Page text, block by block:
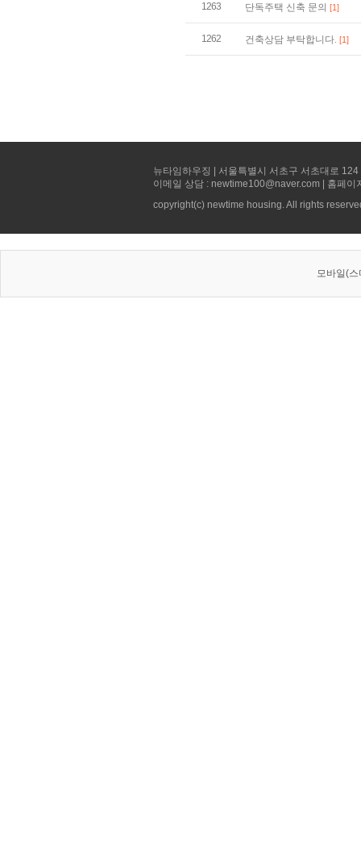
1263 단독주택 신축 문의 [1]
1262 건축상담 부탁합니다. [1]
뉴타임하우징 | 서울특별시 서초구 서초대로
이메일 상담 : newtime100@naver.com | 홈페
copyright(c) newtime housing. All rights
모바일(